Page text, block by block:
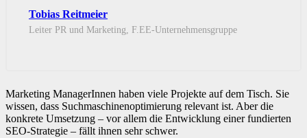
Tobias Reitmeier
Leiter PR und Marketing, F.EE-Unternehmensgruppe
Marketing ManagerInnen haben viele Projekte auf dem Tisch. Sie
wissen, dass Suchmaschinenoptimierung relevant ist. Aber die
konkrete Umsetzung – vor allem die Entwicklung einer fundierten
SEO-Strategie – fällt ihnen sehr schwer.